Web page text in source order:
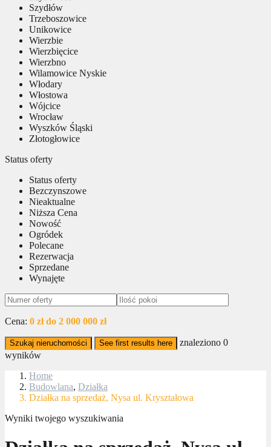
Szydłów
Trzeboszowice
Unikowice
Wierzbie
Wierzbięcice
Wierzbno
Wilamowice Nyskie
Włodary
Włostowa
Wójcice
Wrocław
Wyszków Śląski
Złotogłowice
Status oferty
Status oferty
Bezczynszowe
Nieaktualne
Niższa Cena
Nowość
Ogródek
Polecane
Rezerwacja
Sprzedane
Wynajęte
Cena: 0 zł do 2 000 000 zł
Szukaj nieruchomości See first results here znaleziono 0
wyników
Home
Budowlana, Działka
Działka na sprzedaż, Nysa ul. Kryształowa
Wyniki twojego wyszukiwania